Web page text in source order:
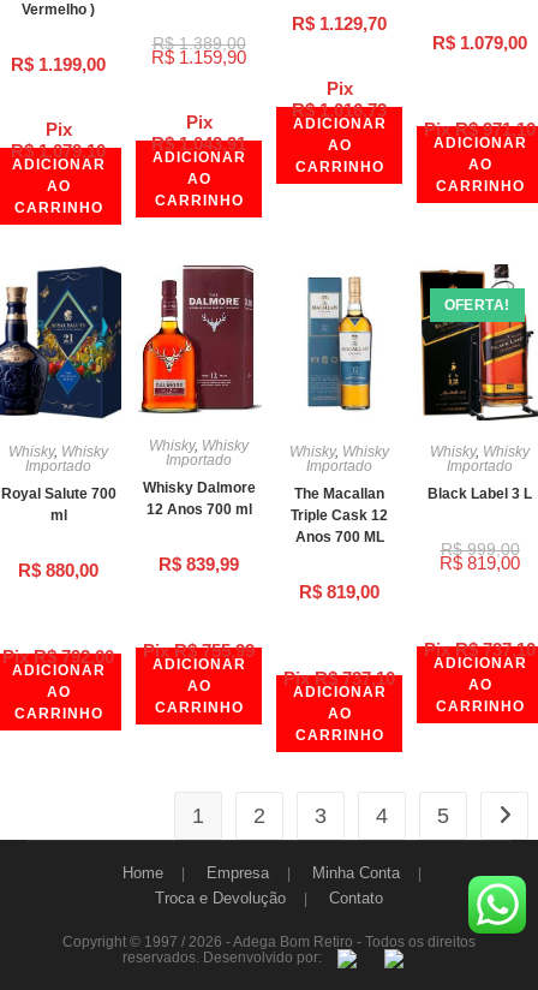
Pix
R$1.079,10
Vermelho )
R$ 1.199,00
ADICIONAR
AO
CARRINHO
Pix
R$1.043,91
R$1.389,00
R$ 1.159,90
ADICIONAR
AO
CARRINHO
Pix
R$1.016,73
R$ 1.129,70
ADICIONAR
AO
CARRINHO
Pix R$971,10
R$ 1.079,00
ADICIONAR
AO
CARRINHO
Pix R$792,00
Whisky, Whisky
Importado
Royal Salute 700
ml
R$ 880,00
ADICIONAR
AO
CARRINHO
Pix R$755,99
Whisky, Whisky
Importado
Whisky Dalmore
12 Anos 700 ml
R$ 839,99
ADICIONAR
AO
CARRINHO
Pix R$737,10
Whisky, Whisky
Importado
The Macallan
Triple Cask 12
Anos 700 ML
R$ 819,00
ADICIONAR
AO
CARRINHO
Pix R$737,10
OFERTA!
Whisky, Whisky
Importado
Black Label 3 L
R$999,00
R$ 819,00
ADICIONAR
AO
CARRINHO
1 2 3 4 5
Home Empresa
Minha Conta
Troca e Devolução
Contato
Copyright © 1997 / 2026 - Adega Bom Retiro - Todos os direitos
reservados. Desenvolvido por: